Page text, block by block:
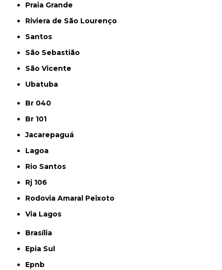
Praia Grande
Riviera de São Lourenço
Santos
São Sebastião
São Vicente
Ubatuba
Br 040
Br 101
Jacarepaguá
Lagoa
Rio Santos
Rj 106
Rodovia Amaral Peixoto
Via Lagos
Brasília
Epia Sul
Epnb